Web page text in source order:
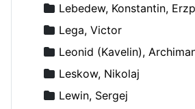
Lebedew, Konstantin,
Lega, Victor
Leonid (Kavelin),
Leskow, Nikolaj
Lewin, Sergej